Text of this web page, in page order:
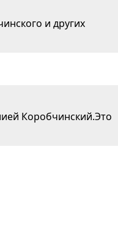
и других
Коробчинский.Это